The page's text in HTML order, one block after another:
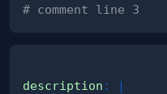
# comment line 3
description :
|